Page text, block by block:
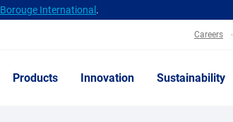
Borouge International.
Careers
Products Innovation Sustainability